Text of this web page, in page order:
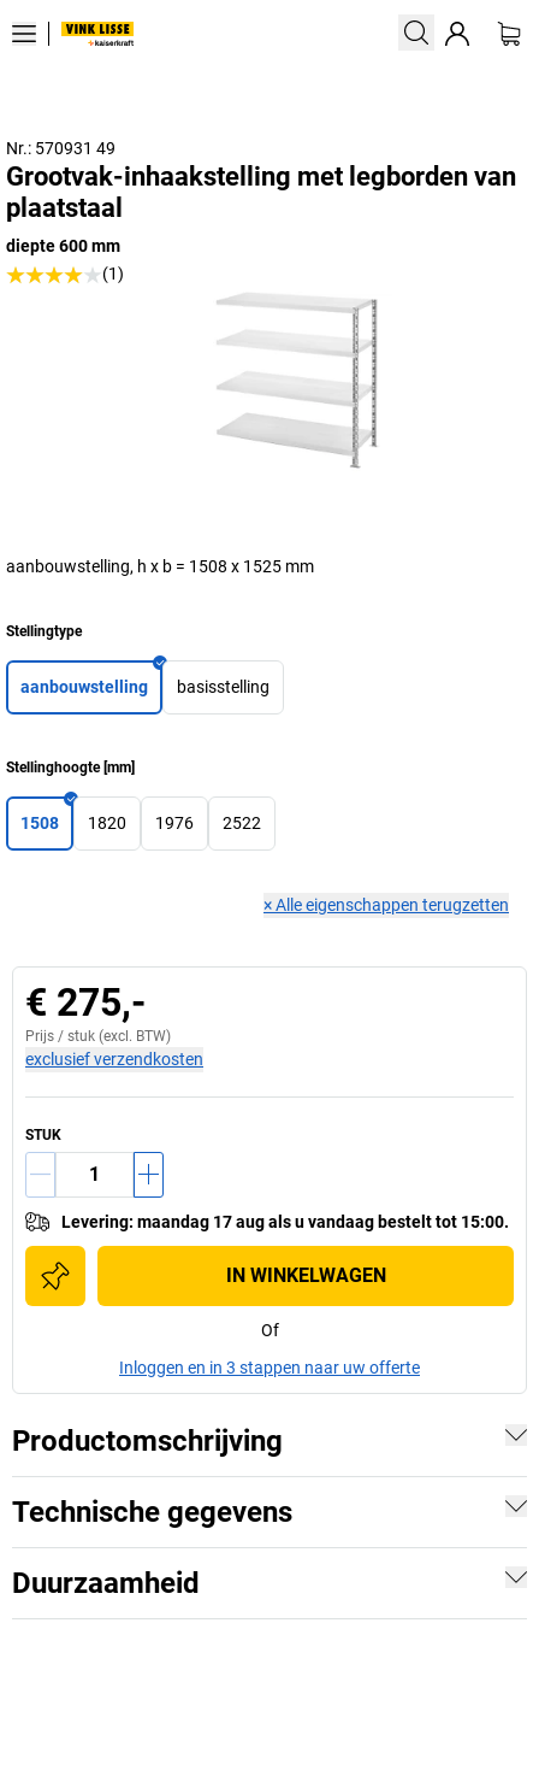
Nr.: 570931 49
Grootvak-inhaakstelling met legborden van
plaatstaal
diepte 600 mm
(1)
aanbouwstelling, h x b = 1508 x 1525 mm
Stellingtype
aanbouwstelling basisstelling
Stellinghoogte[mm]
1508 1820 1976 2522
×Alle eigenschappen terugzetten
€ 275,-
Prijs / stuk (excl. BTW)
exclusief verzendkosten
STUK
Levering: maandag 17 augals uvandaag bestelt tot 15:00.
IN WINKELWAGEN
Of
Inloggen en in 3 stappen naar uw offerte
Productomschrijving
Technische gegevens
Duurzaamheid